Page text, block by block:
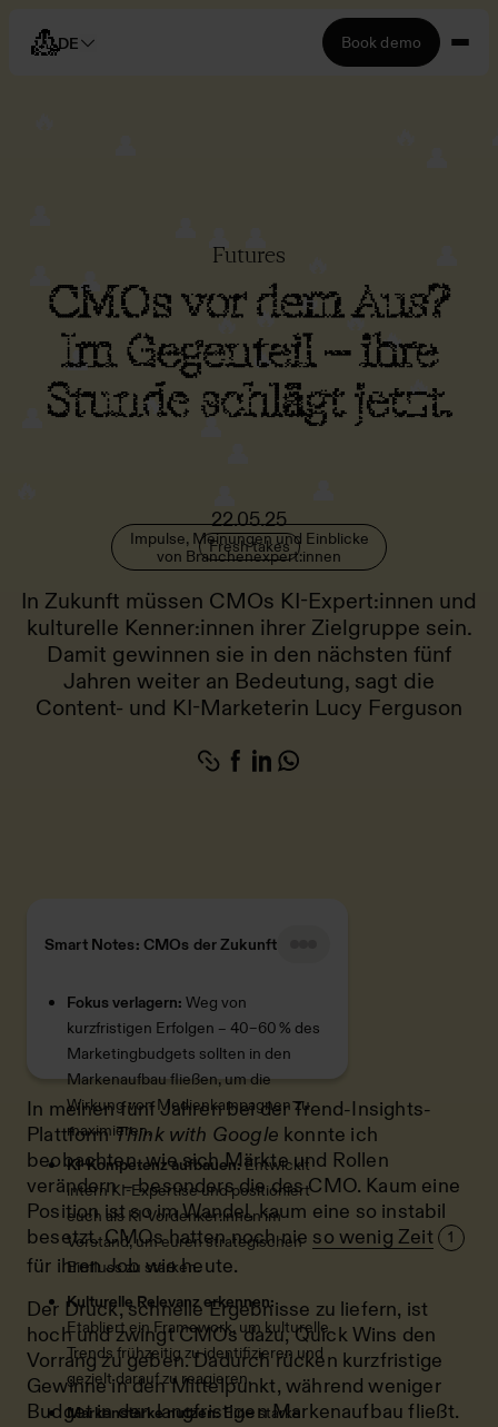
DE Book demo
Futures
CMOs vor dem Aus?
Im Gegenteil – ihre
Stunde schlägt jetzt.
👤 👤
👤
🔥
🔥
🔥
🔥
🔥
🔥
👤
22.05.25
Impulse, Meinungen und Einblicke
von Branchenexpert:innen
Fresh takes
In Zukunft müssen CMOs KI-Expert:innen und
kulturelle Kenner:innen ihrer Zielgruppe sein.
Damit gewinnen sie in den nächsten fünf
Jahren weiter an Bedeutung, sagt die
Content- und KI-Marketerin Lucy Ferguson
Smart Notes: CMOs der Zukunft
Fokus verlagern: Weg von
kurzfristigen Erfolgen – 40–60 % des
Marketingbudgets sollten in den
Markenaufbau fließen, um die
Wirkung von Medienkampagnen zu
maximieren.
KI-Kompetenz aufbauen:Entwicklt
intern KI-Expertise und positioniert
euch als KI-Vordenker:innen im
Vorstand, um euren strategischen
Einfluss zu stärken.
Kulturelle Relevanz erkennen:
Etabliert ein Framework, um kulturelle
Trends frühzeitig zu identifizieren und
gezielt darauf zu reagieren.
Markenstärke nutzen:Eine starke
In meinen fünf Jahren bei der Trend-Insights-
PlattformThink with Google konnte ich
beobachten, wie sich Märkte und Rollen
verändern – besonders die des CMO. Kaum eine
Position ist so im Wandel, kaum eine so instabil
besetzt. CMOs hatten noch nie so wenig Zeit 1
für ihren Job wie heute.
Der Druck, schnelle Ergebnisse zu liefern, ist
hoch und zwingt CMOs dazu, Quick Wins den
Vorrang zu geben. Dadurch rücken kurzfristige
Gewinne in den Mittelpunkt, während weniger
Budget in den langfristigen Markenaufbau fließt.